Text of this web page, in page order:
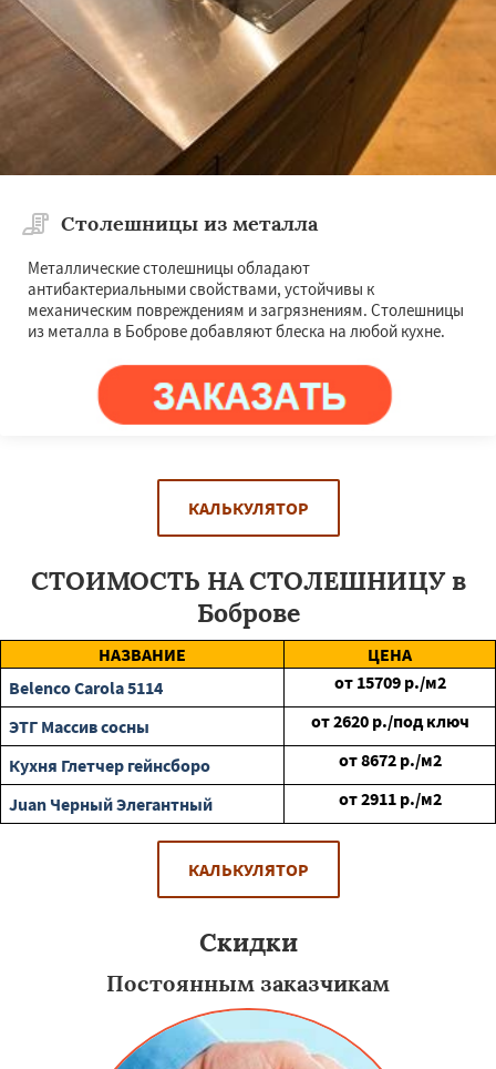
Столешницы из металла
Металлические столешницы обладают
антибактериальными свойствами, устойчивы к
механическим повреждениям и загрязнениям. Столешницы
из металла в Боброве добавляют блеска на любой кухне.
КАЛЬКУЛЯТОР
СТОИМОСТЬ НА СТОЛЕШНИЦУ в
Боброве
НАЗВАНИЕ
ЦЕНА
Belenco Carola 5114
от 15709 р./м2
ЭТГ Массив сосны
от2620 р./под ключ
Кухня Глетчер гейнсборо
от8672 р./м2
Juan Черный Элегантный
от2911 р./м2
КАЛЬКУЛЯТОР
Скидки
Постоянным заказчикам